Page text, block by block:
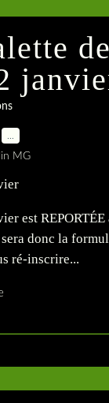
MG
est
donc la
ré-inscrire...